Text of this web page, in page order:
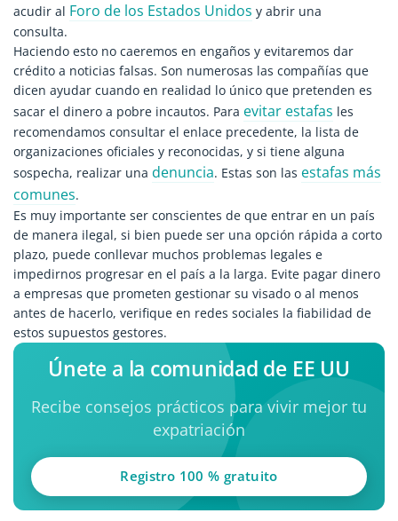
acudir al Foro de los Estados Unidos y abrir una
consulta.
Haciendo esto no caeremos en engaños y evitaremos dar
crédito a noticias falsas. Son numerosas las compañías que
dicen ayudar cuando en realidad lo único que pretenden es
sacar el dinero a pobre incautos. Para evitar estafas les
recomendamos consultar el enlace precedente, la lista de
organizaciones oficiales y reconocidas, y si tiene alguna
sospecha, realizar una denuncia. Estas son las estafas más
comunes.
Es muy importante ser conscientes de que entrar en un país
de manera ilegal, si bien puede ser una opción rápida a corto
plazo, puede conllevar muchos problemas legales e
impedirnos progresar en el país a la larga. Evite pagar dinero
a empresas que prometen gestionar su visado o al menos
antes de hacerlo, verifique en redes sociales la fiabilidad de
estos supuestos gestores.
Únete a la comunidad de EE UU
Recibe consejos prácticos para vivir mejor tu
expatriación
Registro 100 % gratuito